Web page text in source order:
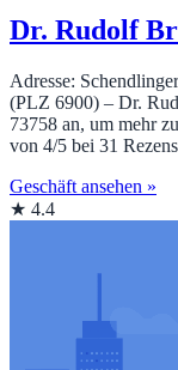
Dr. Rudolf
Adresse:
(PLZ 6900) – Dr.
73758 an, um mehr
von 4/5 bei 31
Geschäft ansehen »
★ 4.4